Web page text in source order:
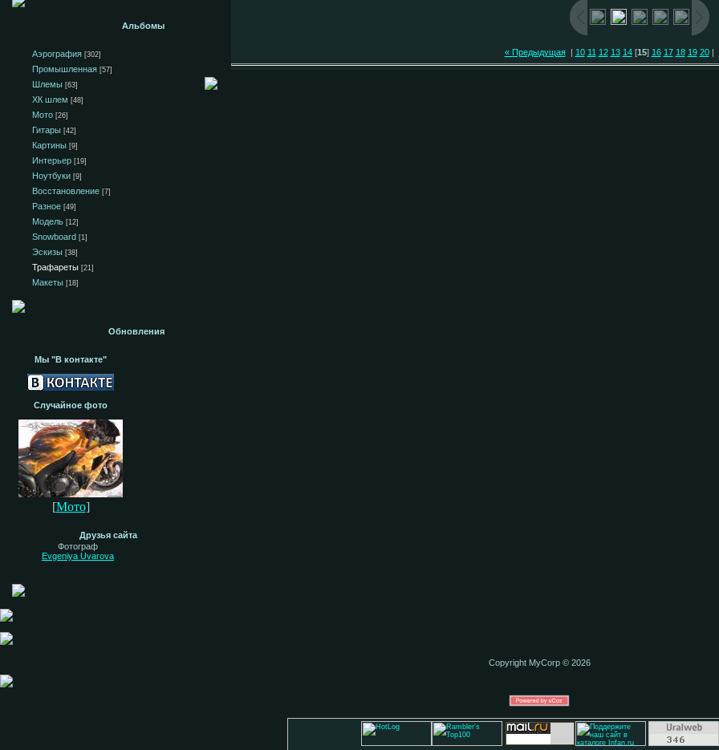
Альбомы
Аэрография [302]
Промышленная [57]
Шлемы [63]
ХК шлем [48]
Мото [26]
Гитары [42]
Картины [9]
Интерьер [19]
Ноутбуки [9]
Восстановление [7]
Разное [49]
Модель [12]
Snowboard [1]
Эскизы [38]
Трафареты [21]
Макеты [18]
Обновления
Мы "В контакте"
Случайное фото
[Мото]
Друзья сайта
Фотограф
Evgeniya Uvarova
« Предыдущая| 10 11 12 13 14[15] 16 17 18 19 20|
Copyright MyCorp © 2026